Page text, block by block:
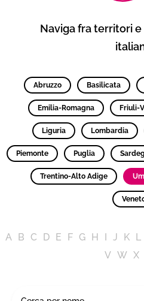
Naviga fra territori
Abruzzo Basilicata
Emilia-Romagna Friuli-
Liguria Lombardia
Piemonte Puglia
Trentino-Alto Adige
A B C D E F G H J K L
V W X